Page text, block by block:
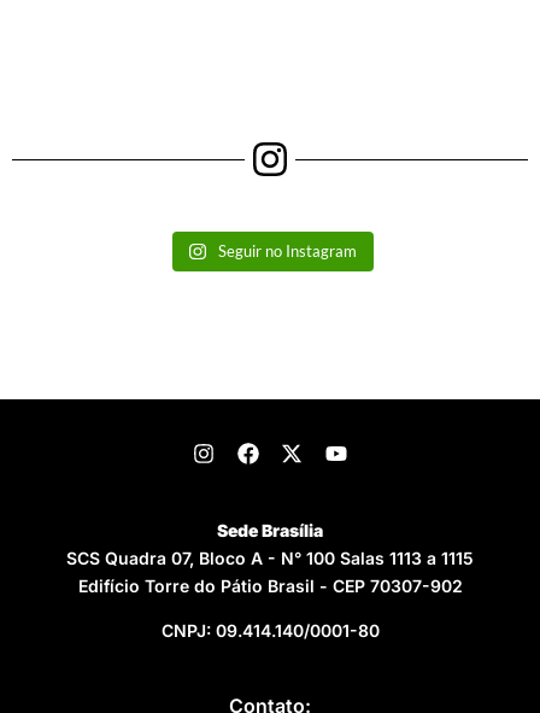
Seguir no Instagram
Sede Brasília
SCS Quadra 07, Bloco A - N° 100 Salas 1113 a 1115
Edifício Torre do Pátio Brasil - CEP 70307-902
CNPJ: 09.414.140/0001-80
Contato: